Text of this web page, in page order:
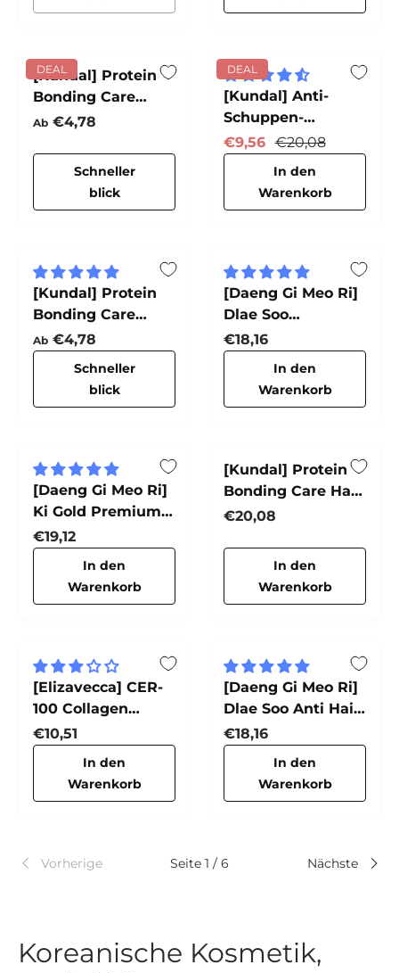
DEAL
[Kundal] Protein
Bonding Care
Shampoo (Violet
Normaler Preis
Ab €4,78
Schneller
blick
DEAL
[Kundal] Anti-
Schuppen-
Shampoo (Apple
Green Tea)
Verkaufspreis
€9,56 Normaler Preis
€20,08
In den
Warenkorb
[Kundal] Protein
Bonding Care
Treatment (Violet
Muguet)
Normaler Preis
Ab €4,78
Schneller
blick
[Daeng Gi Meo Ri]
Dlae Soo
Haarausfallpflege
Behandlung
Normaler Preis
€18,16
In den
Warenkorb
[Daeng Gi Meo Ri]
Ki Gold Premium
Treatment
Normaler Preis
€19,12
In den
Warenkorb
[Kundal] Protein
Bonding Care Hair
Mist (Violet
Normaler Preis
€20,08
In den
Warenkorb
[Elizavecca] CER-
100 Collagen
Ceramide Coating
Protein Treatment
Normaler Preis
€10,51
In den
Warenkorb
[Daeng Gi Meo Ri]
Dlae Soo Anti Hair
Loss Shampoo
Normaler Preis
€18,16
In den
Warenkorb
Vorherige Seite 1 / 6 Nächste
Koreanische Kosmetik,